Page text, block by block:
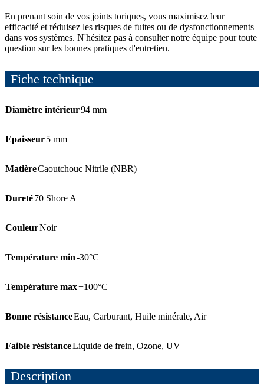
En prenant soin de vos joints toriques, vous maximisez leur
efficacité et réduisez les risques de fuites ou de dysfonctionnements
dans vos systèmes. N'hésitez pas à consulter notre équipe pour toute
question sur les bonnes pratiques d'entretien.
Fiche technique
Diamètre intérieur94 mm
Epaisseur5 mm
MatièreCaoutchouc Nitrile (NBR)
Dureté70 Shore A
CouleurNoir
Température min-30°C
Température max+100°C
Bonne résistanceEau, Carburant, Huile minérale, Air
Faible résistanceLiquide de frein, Ozone, UV
Description